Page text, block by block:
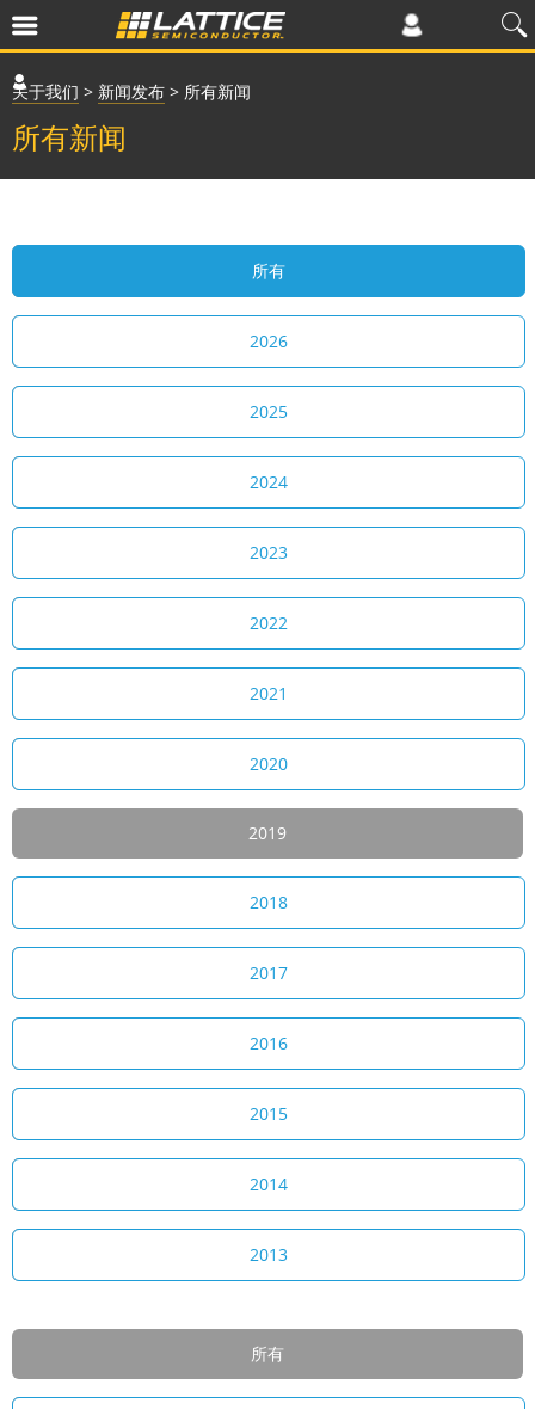
关于我们 > 新闻发布 > 所有新闻
所有新闻
所有
2026
2025
2024
2023
2022
2021
2020
2019
2018
2017
2016
2015
2014
2013
所有